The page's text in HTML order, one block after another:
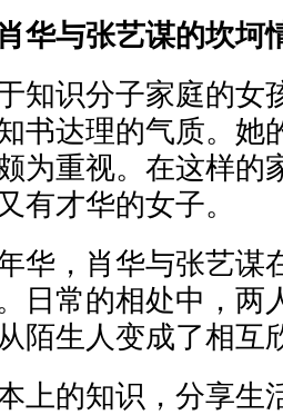
华与张艺谋的坎坷
知识分子家庭的女
书达理的气质。她
为重视。在这样的
有才华的女子。
华，肖华与张艺谋
日常的相处中，两
陌生人变成了相互
上的知识，分享生